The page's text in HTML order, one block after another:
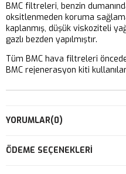
BMC filtreleri, benzin
oksitlenmeden koruma
kaplanmış, düşük viskoziteli
gazlı bezden yapılmıştır.
Tüm BMC hava filtreleri
BMC rejenerasyon kiti
YORUMLAR(0)
ÖDEME SEÇENEKLERI